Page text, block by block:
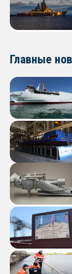
Главные